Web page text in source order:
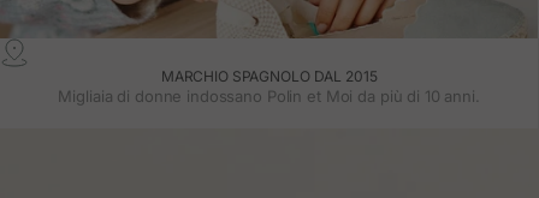
MARCHIO SPAGNOLO DAL 2015
Migliaia di donne indossano Polin et Moi da più di 10 anni.